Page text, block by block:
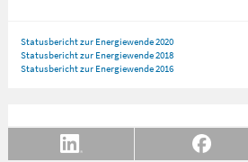
Statusbericht zur Energiewende 2020
Statusbericht zur Energiewende 2018
Statusbericht zur Energiewende 2016